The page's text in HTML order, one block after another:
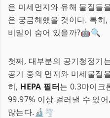
은 미세먼지와 유해 물질들
은 궁금해했을 것이다. 특히,
비밀이 숨어 있을까?🤖🔍
첫째, 대부분의 공기청정기
공기 중의 먼지와 미세물질
히, HEPA 필터는 0.3마이크
99.97% 이상 걸러낼 수 있
않는다.🔬🌪